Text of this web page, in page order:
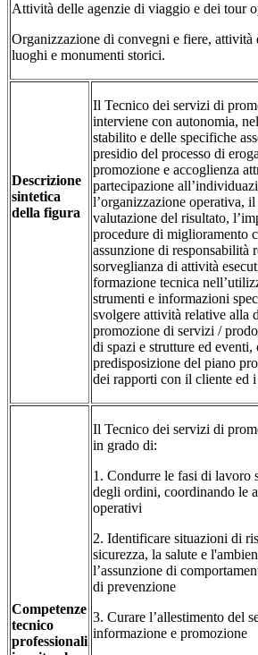
Attività delle agenzie di viaggio e dei tour
Organizzazione di convegni e fiere, attività
luoghi e monumenti storici.
Descrizione
sintetica
della figura
Il Tecnico dei servizi di
interviene con autonomia,
stabilito e delle specifiche
presidio del processo di
promozione e accoglienza
partecipazione
l’organizzazione operativa,
valutazione del risultato,
procedure di miglioramento
assunzione di responsabilità
sorveglianza di attività
formazione tecnica
strumenti e informazioni
svolgere attività relative alla
promozione di servizi /
di spazi e strutture ed eventi,
predisposizione del piano
dei rapporti con il cliente ed
Competenze
tecnico
professionali
Il Tecnico dei servizi di
in grado di:
1. Condurre le fasi di lavoro
degli ordini, coordinando le
operativi
2. Identificare situazioni di
sicurezza, la salute e
l’assunzione di
di prevenzione
3. Curare l’allestimento del
informazione e promozione